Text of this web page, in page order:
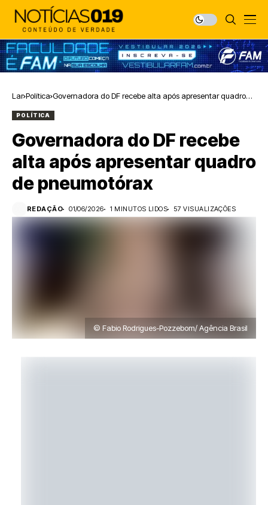
Lar Política Governadora do DF recebe alta após apresentar quadro
POLÍTICA
Governadora do DF recebe
alta após apresentar quadro
de pneumotórax
REDAÇÃO 01/06/2026 1 MINUTOS LIDOS 57 VISUALIZAÇÕES
© Fabio Rodrigues-Pozzebom/ Agência Brasil